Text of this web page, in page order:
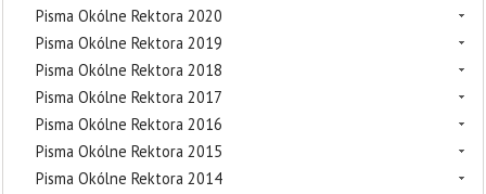
Pisma Okólne Rektora 2020
Pisma Okólne Rektora 2019
Pisma Okólne Rektora 2018
Pisma Okólne Rektora 2017
Pisma Okólne Rektora 2016
Pisma Okólne Rektora 2015
Pisma Okólne Rektora 2014